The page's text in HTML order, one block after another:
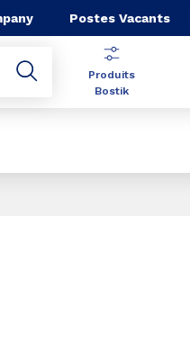
Postes Vacants
Produits
Bostik